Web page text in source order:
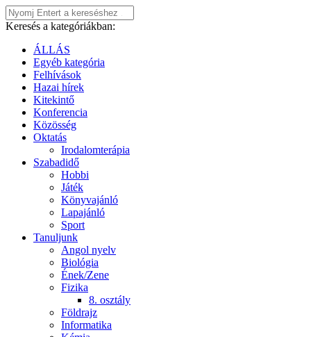
Keresés a kategóriákban:
ÁLLÁS
Egyéb kategória
Felhívások
Hazai hírek
Kitekintő
Konferencia
Közösség
Oktatás
Irodalomterápia
Szabadidő
Hobbi
Játék
Könyvajánló
Lapajánló
Sport
Tanuljunk
Angol nyelv
Biológia
Ének/Zene
Fizika
8. osztály
Földrajz
Informatika